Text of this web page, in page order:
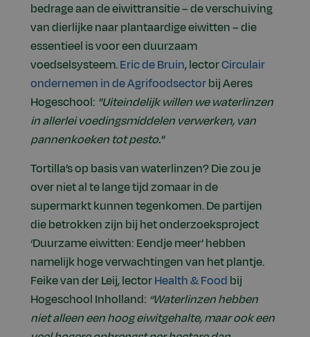
bedrage aan de eiwittransitie – de verschuiving
van dierlijke naar plantaardige eiwitten – die
essentieel is voor een duurzaam
voedselsysteem.Eric de Bruin, lectorCirculair
ondernemen in de Agrifoodsectorbij Aeres
Hogeschool: "Uiteindelijk willen we waterlinzen
in allerlei voedingsmiddelen verwerken, van
pannenkoeken tot pesto."
Tortilla’s op basis van waterlinzen? Die zou je
over niet al te lange tijd zomaar in de
supermarkt kunnen tegenkomen. De partijen
die betrokken zijn bij het onderzoeksproject
‘Duurzame eiwitten: Eendje meer’ hebben
namelijk hoge verwachtingen van het plantje.
Feike van der Leij, lectorHealth & Food bij
Hogeschool Inholland: “Waterlinzen hebben
niet alleen een hoog eiwitgehalte, maar ook een